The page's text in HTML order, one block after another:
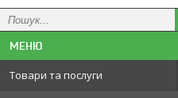
Товари та послуги